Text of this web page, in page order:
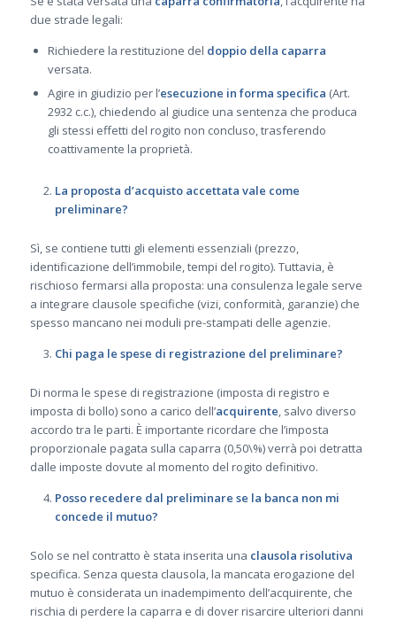
due strade legali:
Richiedere la restituzione del doppio della caparra
versata.
Agire in giudizio per l’esecuzione in forma specifica (Art.
2932 c.c.), chiedendo al giudice una sentenza che produca
gli stessi effetti del rogito non concluso, trasferendo
coattivamente la proprietà.
La proposta d’acquisto accettata vale come
preliminare?
Sì, se contiene tutti gli elementi essenziali (prezzo,
identificazione dell’immobile, tempi del rogito). Tuttavia, è
rischioso fermarsi alla proposta: una consulenza legale serve
a integrare clausole specifiche (vizi, conformità, garanzie) che
spesso mancano nei moduli pre-stampati delle agenzie.
Chi paga le spese di registrazione del preliminare?
Di norma le spese di registrazione (imposta di registro e
imposta di bollo) sono a carico dell’acquirente, salvo diverso
accordo tra le parti. È importante ricordare che l’imposta
proporzionale pagata sulla caparra (0,50\%) verrà poi detratta
dalle imposte dovute al momento del rogito definitivo.
Posso recedere dal preliminare se la banca non mi
concede il mutuo?
Solo se nel contratto è stata inserita una clausola risolutiva
specifica. Senza questa clausola, la mancata erogazione del
mutuo è considerata un inadempimento dell’acquirente, che
rischia di perdere la caparra e di dover risarcire ulteriori danni